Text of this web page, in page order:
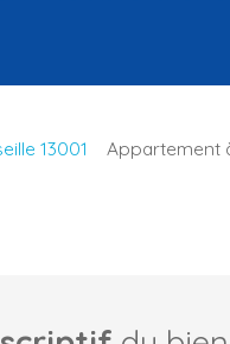
13001 Appartement